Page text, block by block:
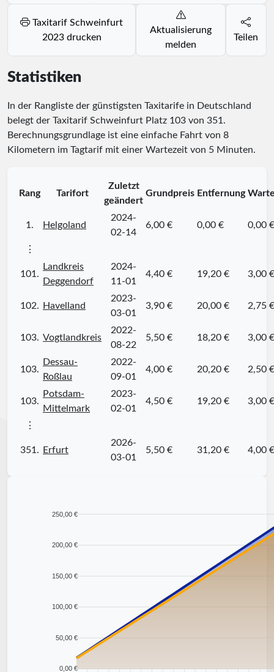
Taxitarif Schweinfurt
2023 drucken
Aktualisierung
melden
Teilen
Statistiken
In der Rangliste der günstigsten Taxitarife in Deutschland
belegt der Taxitarif Schweinfurt Platz 103 von 351 .
Berechnungsgrundlage ist eine einfache Fahrt von 8
Kilometern im Tagtarif mit einer Wartezeit von 5 Minuten.
Rang Tarifort
Zuletzt
geändert
Grundpreis Entfernung
1. Helgoland
2024-
02-14
6,00 € 0,00 € 0,00 €
⋮
101.
Landkreis
Deggendorf
2024-
11-01
4,40 € 19,20 € 3,00 €
102. Havelland
2023-
03-01
3,90 € 20,00 € 2,75 €
103. Vogtlandkreis
2022-
08-22
5,50 € 18,20 € 3,00 €
103.
Dessau-
Roßlau
2022-
09-01
4,00 € 20,20 € 2,50 €
103.
Potsdam-
Mittelmark
2023-
02-01
4,50 € 19,20 € 3,00 €
⋮
351. Erfurt
2026-
03-01
5,50 € 31,20 € 4,00 €
250,00 €
200,00 €
150,00 €
100,00 €
50,00 €
0,00 €